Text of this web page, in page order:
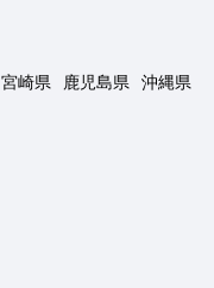
宮崎県 鹿児島県 沖縄県